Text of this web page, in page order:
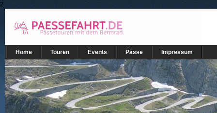
2
Home Touren Events Pässe Impressum